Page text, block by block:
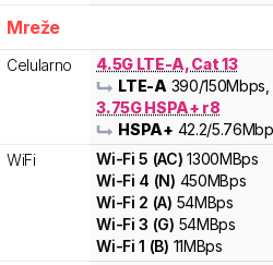
Mreže
Celularno
4.5G LTE-A, Cat 13
LTE-A 390/150Mbps
3.75G HSPA+ r8
HSPA+ 42.2/5.76
WiFi
Wi-Fi5 (AC) 1300MBps
Wi-Fi 4 (N) 450MBps
Wi-Fi 2 (A) 54MBps
Wi-Fi3 (G) 54MBps
Wi-Fi1 (B) 11MBps